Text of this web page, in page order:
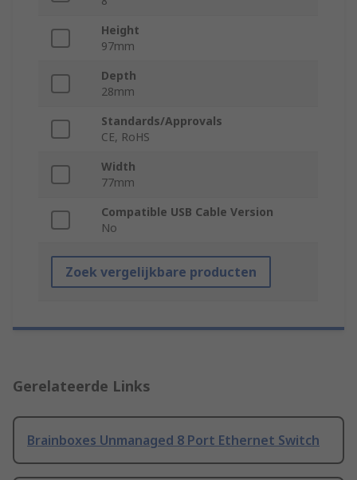
Height
97mm
Depth
28mm
Standards/Approvals
CE, RoHS
Width
77mm
Compatible USB Cable Version
No
Zoek vergelijkbare producten
Gerelateerde Links
Brainboxes Unmanaged 8 Port Ethernet Switch